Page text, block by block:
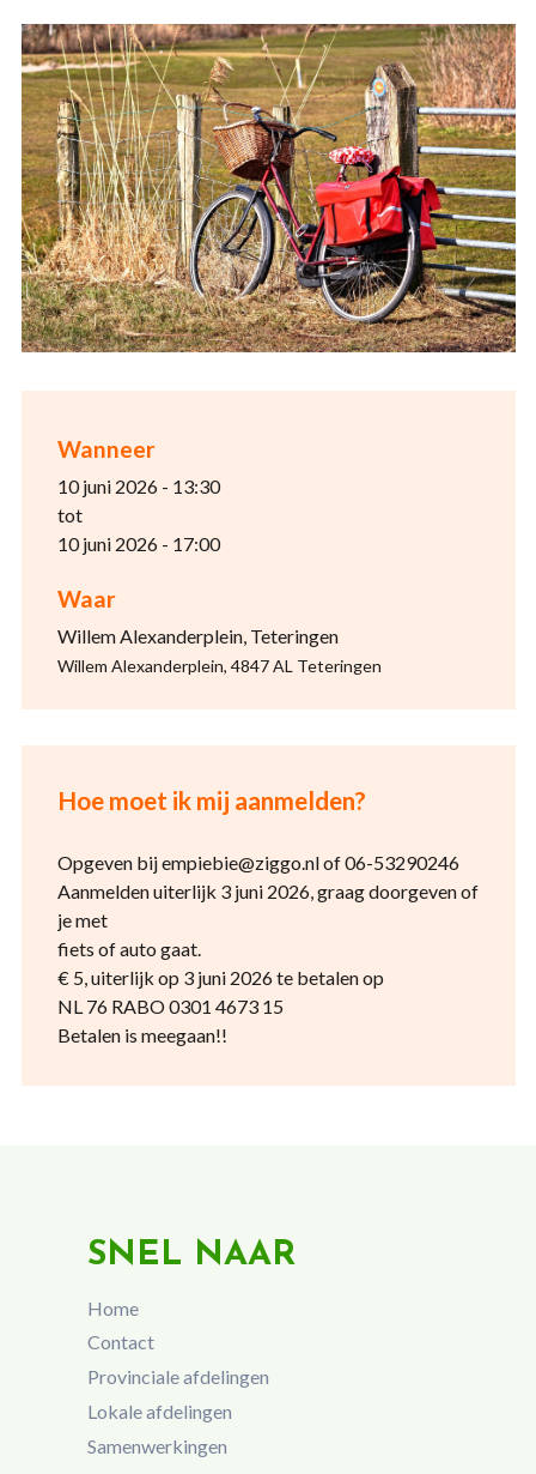
Wanneer
10 juni 2026 - 13:30
tot
10 juni 2026 - 17:00
Waar
Willem Alexanderplein, Teteringen
Willem Alexanderplein, 4847 AL Teteringen
Hoe moet ik mij aanmelden?
Opgeven bij empiebie@ziggo.nl of 06-53290246
Aanmelden uiterlijk 3 juni 2026, graag doorgeven of
je met
fiets of auto gaat.
€ 5, uiterlijk op 3 juni 2026 te betalen op
NL 76 RABO 0301 4673 15
Betalen is meegaan!!
SNEL NAAR
Home
Contact
Provinciale afdelingen
Lokale afdelingen
Samenwerkingen